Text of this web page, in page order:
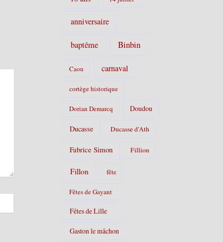
anniversaire
baptême Binbin
Caou carnaval
cortège historique
Dorian Demarcq Doudou
Ducasse Ducasse d'Ath
Fabrice Simon Fillion
Fillon fête
Fêtes de Gayant
Fêtes de Lille
Gaston le mâchon